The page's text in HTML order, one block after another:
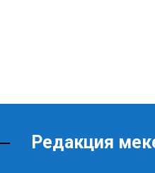
Редакция